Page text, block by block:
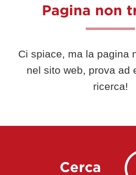
Pagina non
Ci spiace, ma la pagina
nel sito web, prova ad
ricerca!
Cerca